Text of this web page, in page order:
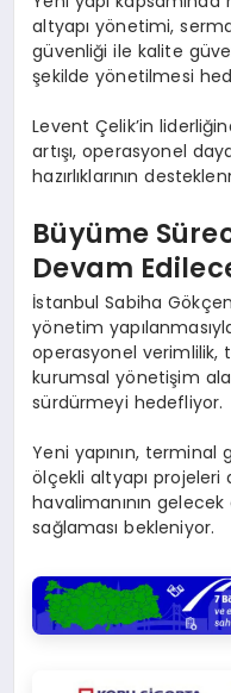
altyapı yönetimi,
güvenliği ile kalite
şekilde yönetilmesi
Levent Çelik’in
artışı, operasyonel
hazırlıklarının
Büyüme
Devam
İstanbul Sabiha
yönetim
operasyonel verimlilik,
kurumsal yönetişim
sürdürmeyi hedefliyor.
Yeni yapının, terminal
ölçekli altyapı projeleri
havalimanının
sağlaması bekleniyor.